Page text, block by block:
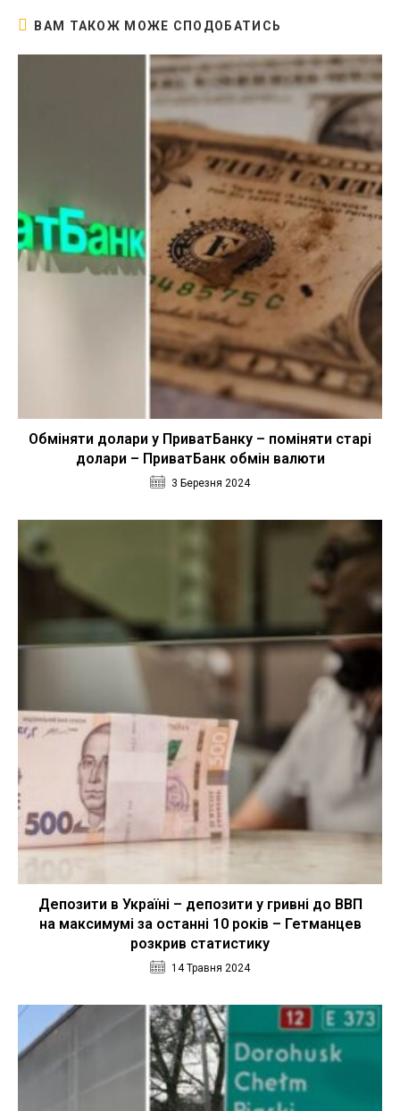
ВАМ ТАКОЖ МОЖЕ СПОДОБАТИСЬ
Обміняти долари у ПриватБанку – поміняти старі
долари – ПриватБанк обмін валюти
3 Березня 2024
Депозити в Україні – депозити у гривні до ВВП
на максимумі за останні 10 років – Гетманцев
розкрив статистику
14 Травня 2024